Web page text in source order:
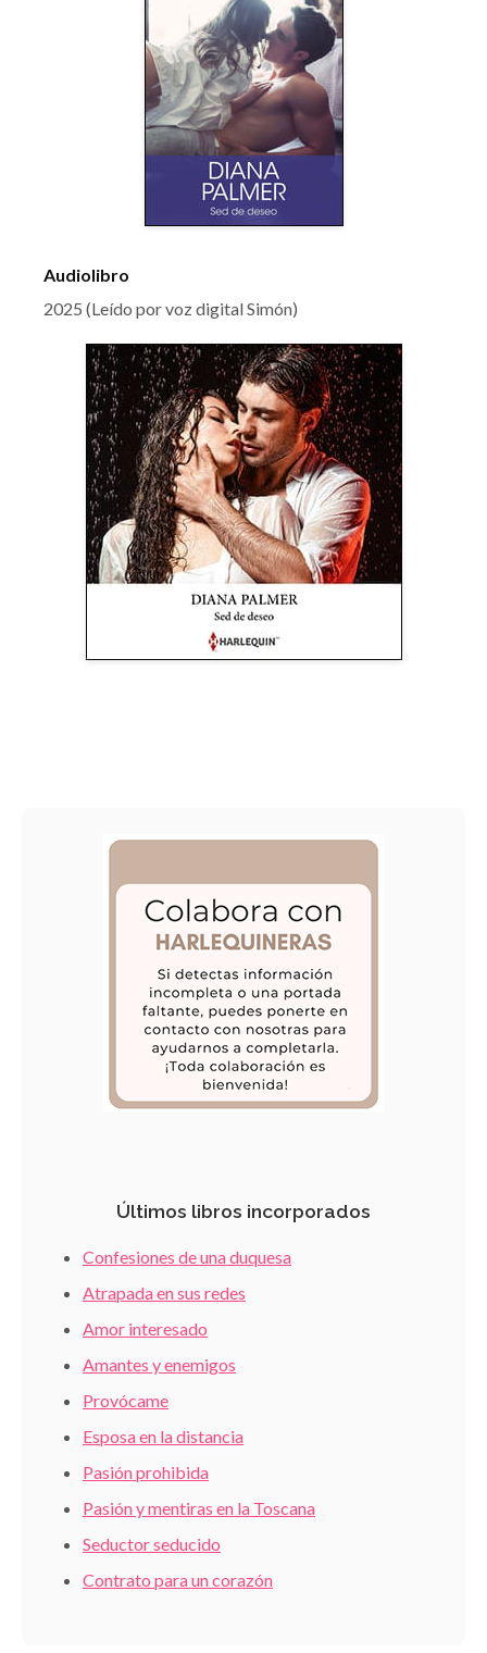
Audiolibro
2025 (Leído por voz digital Simón)
Últimos libros incorporados
Confesiones de una duquesa
Atrapada en sus redes
Amor interesado
Amantes y enemigos
Provócame
Esposa en la distancia
Pasión prohibida
Pasión y mentiras en la Toscana
Seductor seducido
Contrato para un corazón